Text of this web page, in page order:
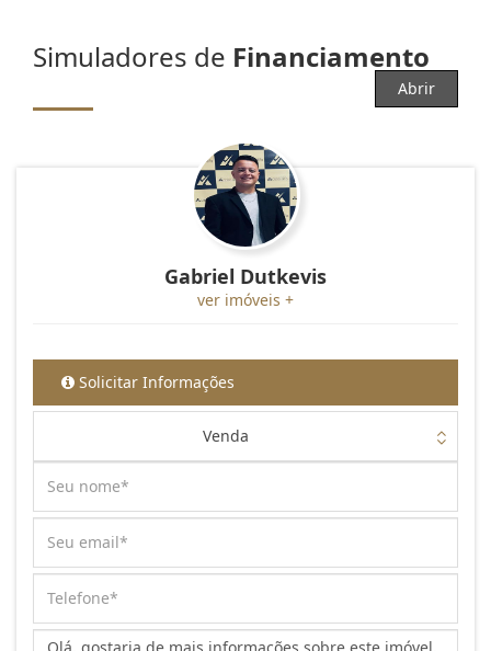
Simuladores de Financiamento
Abrir
Gabriel Dutkevis
ver imóveis +
Solicitar Informações
Venda
Mensagem: